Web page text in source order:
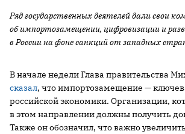
Ряд государственных деятелей дали свои
об импортозамещении, цифровизации и
в России на фоне санкций от западных
В начале недели Глава правительства
сказал, что импортозамещение —
российской экономики. Организации,
в этом направлении должны получить
Также он обозначил, что важно